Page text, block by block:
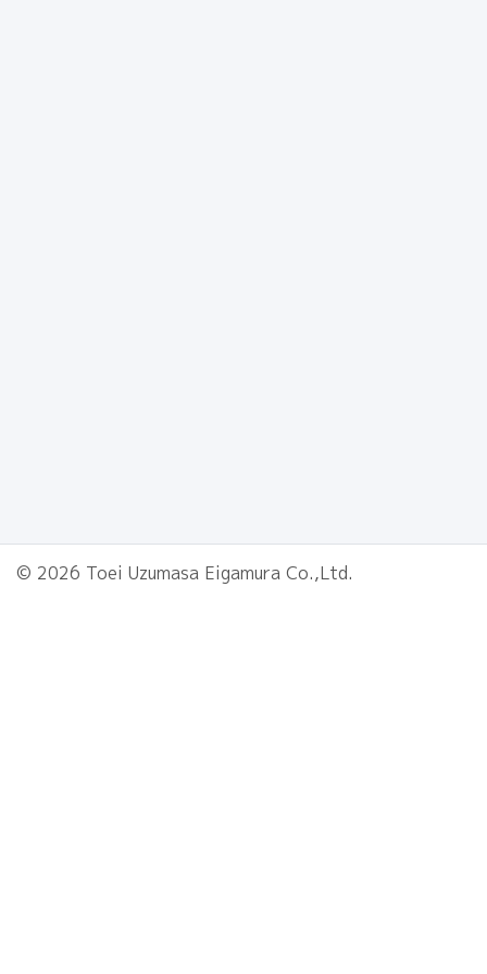
© 2026 Toei Uzumasa Eigamura Co.,Ltd.